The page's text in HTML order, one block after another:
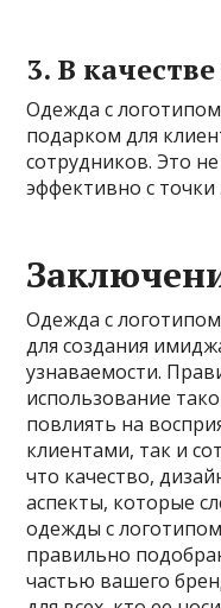
3. В
Одежда с
подарком для
сотрудников. Это
эффективно с
Одежда с
для создания
узнаваемости.
использование
повлиять на
клиентами, так и
что качество,
аспекты, которые
одежды с
правильно
частью вашего